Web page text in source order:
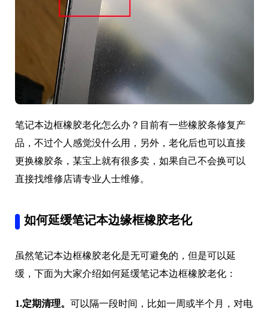
笔记本边框橡胶老化怎么办？目前有一些橡胶条修复产
品，不过个人感觉没什么用，另外，老化后也可以直接
更换橡胶条，某宝上就有很多卖，如果自己不会换可以
直接找维修店请专业人士维修。
如何延缓笔记本边缘框橡胶老化
虽然笔记本边框橡胶老化是无可避免的，但是可以延
缓，下面为大家介绍如何延缓笔记本边框橡胶老化：
1.定期清理。 可以隔一段时间，比如一周或半个月，对电